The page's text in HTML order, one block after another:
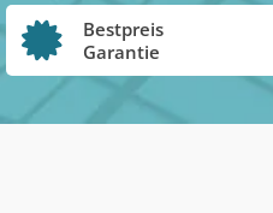
Bestpreis
Garantie